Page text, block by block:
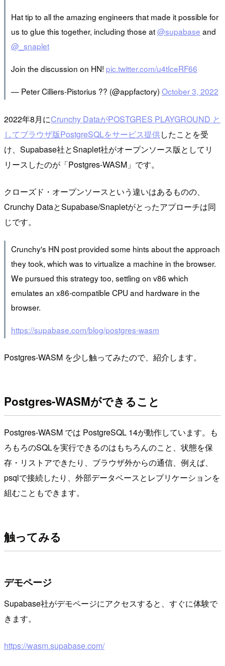
Hat tip to all the amazing engineers that made it possible for
us to glue this together, including those at@supabase and
@_snaplet
Join the discussion on HN! pic.twitter.com/u4tIceRF66
— Peter Cilliers-Pistorius ?? (@appfactory) October 3, 2022
2022年8月にCrunchy DataがPOSTGRES PLAYGROUND と
してブラウザ版PostgreSQLをサービス提供したことを受
け、Supabase社とSnaplet社がオープンソース版としてリ
リースしたのが「Postgres-WASM」です。
クローズド・オープンソースという違いはあるものの、
Crunchy DataとSupabase/Snapletがとったアプローチは同
じです。
Crunchy's HN post provided some hints about the approach
they took, which was to virtualize a machine in the browser.
We pursued this strategy too, settling on v86 which
emulates an x86-compatible CPU and hardware in the
browser.
https://supabase.com/blog/postgres-wasm
Postgres-WASM を少し触ってみたので、紹介します。
Postgres-WASMができること
Postgres-WASM では PostgreSQL 14が動作しています。も
ろもろのSQLを実行できるのはもちろんのこと、状態を保
存・リストアできたり、ブラウザ外からの通信、例えば、
psqlで接続したり、外部データベースとレプリケーションを
組むこともできます。
触ってみる
デモページ
Supabase社がデモページにアクセスすると、すぐに体験で
きます。
https://wasm.supabase.com/